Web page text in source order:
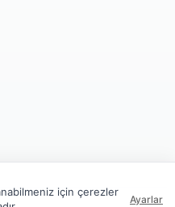
için çerezler
Ayarlar